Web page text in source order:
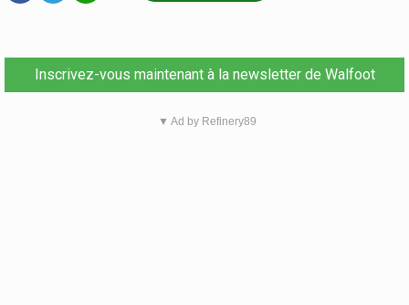
Inscrivez-vous maintenant à la newsletter de Walfoot
▼ Ad by Refinery89